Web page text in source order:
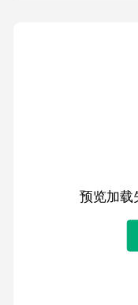
预览加载